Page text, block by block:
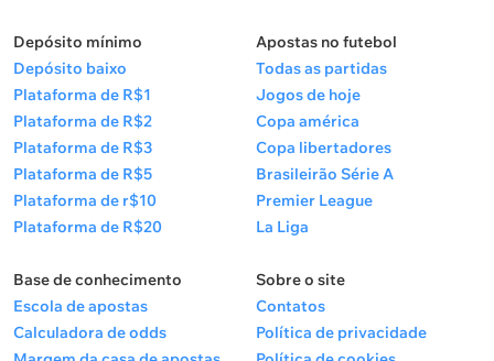
Depósito mínimo
Depósito baixo
Plataforma de R$1
Plataforma de R$2
Plataforma de R$3
Plataforma de R$5
Plataforma de r$10
Plataforma de R$20
Apostas no futebol
Todas as partidas
Jogos de hoje
Copa américa
Copa libertadores
Brasileirão Série A
Premier League
La Liga
Base de conhecimento
Escola de apostas
Calculadora de odds
Sobre o site
Contatos
Política de privacidade